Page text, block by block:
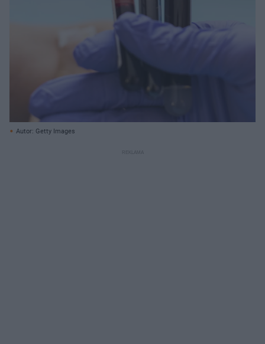
Autor: Getty Images